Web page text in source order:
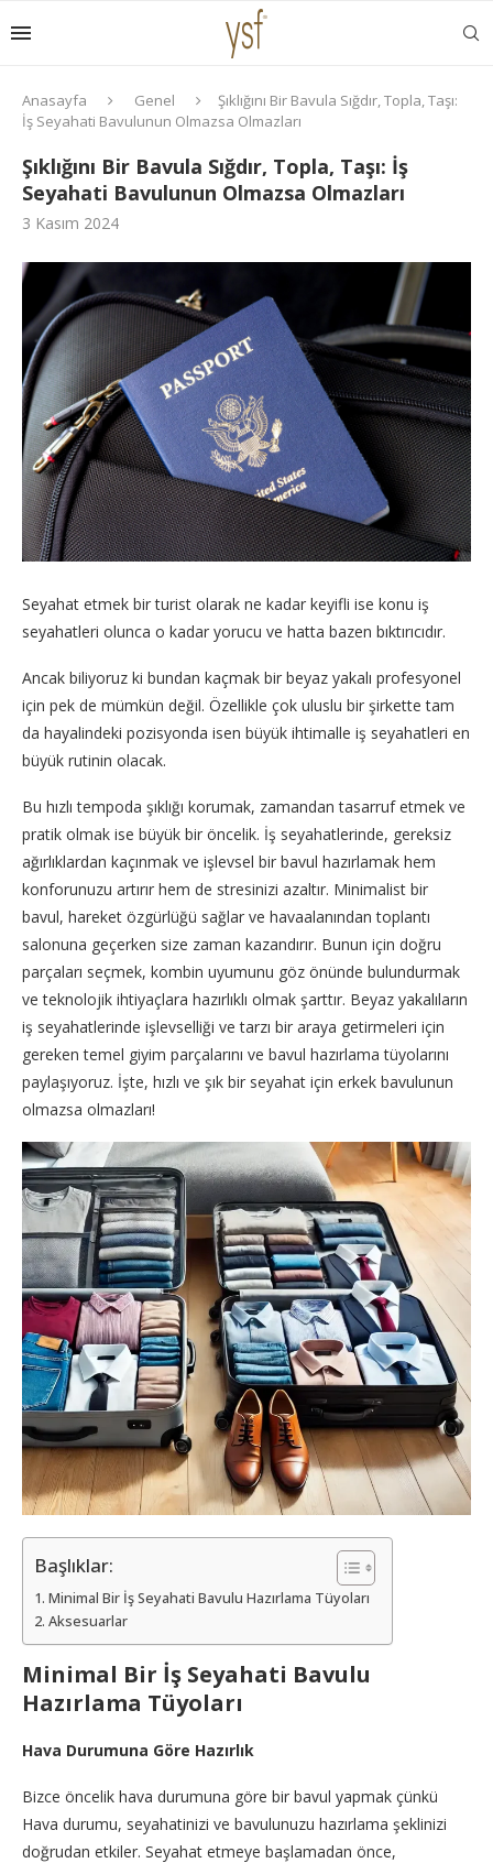
Anasayfa Genel
Şıklığını Bir Bavula Sığdır, Topla, Taşı:
İş Seyahati Bavulunun Olmazsa Olmazları
Şıklığını Bir Bavula Sığdır, Topla, Taşı: İş
Seyahati Bavulunun Olmazsa Olmazları
3 Kasım 2024
Seyahat etmek bir turist olarak ne kadar keyifli ise konu iş
seyahatleri olunca o kadar yorucu ve hatta bazen bıktırıcıdır.
Ancak biliyoruz ki bundan kaçmak bir beyaz yakalı profesyonel
için pek de mümkün değil. Özellikle çok uluslu bir şirkette tam
da hayalindeki pozisyonda isen büyük ihtimalle iş seyahatleri en
büyük rutinin olacak.
Bu hızlı tempoda şıklığı korumak, zamandan tasarruf etmek ve
pratik olmak ise büyük bir öncelik. İş seyahatlerinde, gereksiz
ağırlıklardan kaçınmak ve işlevsel bir bavul hazırlamak hem
konforunuzu artırır hem de stresinizi azaltır. Minimalist bir
bavul, hareket özgürlüğü sağlar ve havaalanından toplantı
salonuna geçerken size zaman kazandırır. Bunun için doğru
parçaları seçmek, kombin uyumunu göz önünde bulundurmak
ve teknolojik ihtiyaçlara hazırlıklı olmak şarttır. Beyaz yakalıların
iş seyahatlerinde işlevselliği ve tarzı bir araya getirmeleri için
gereken temel giyim parçalarını ve bavul hazırlama tüyolarını
paylaşıyoruz. İşte, hızlı ve şık bir seyahat için erkek bavulunun
olmazsa olmazları!
Başlıklar:
Minimal Bir İş Seyahati Bavulu Hazırlama Tüyoları
Aksesuarlar
Minimal Bir İş Seyahati Bavulu
Hazırlama Tüyoları
Hava Durumuna Göre Hazırlık
Bizce öncelik hava durumuna göre bir bavul yapmak çünkü
Hava durumu, seyahatinizi ve bavulunuzu hazırlama şeklinizi
doğrudan etkiler. Seyahat etmeye başlamadan önce,